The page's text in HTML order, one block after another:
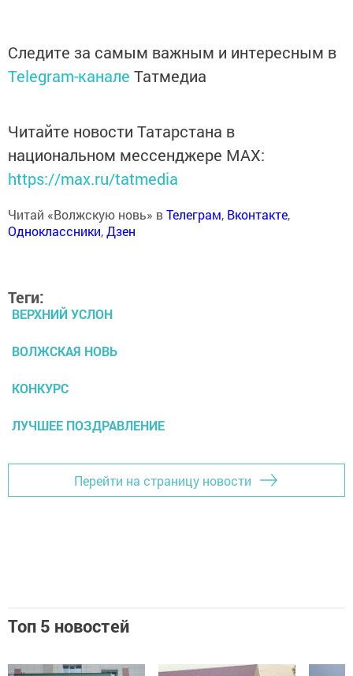
Следите за самым важным и интересным в
Telegram-канале Татмедиа
Читайте новости Татарстана в
национальном мессенджере MАХ:
https://max.ru/tatmedia
Читай «Волжскую новь» вТелеграм, Вконтакте,
Одноклассники,Дзен
Теги:
ВЕРХНИЙ УСЛОН
ВОЛЖСКАЯ НОВЬ
КОНКУРС
ЛУЧШЕЕ ПОЗДРАВЛЕНИЕ
Перейти на страницу новости
Топ 5 новостей